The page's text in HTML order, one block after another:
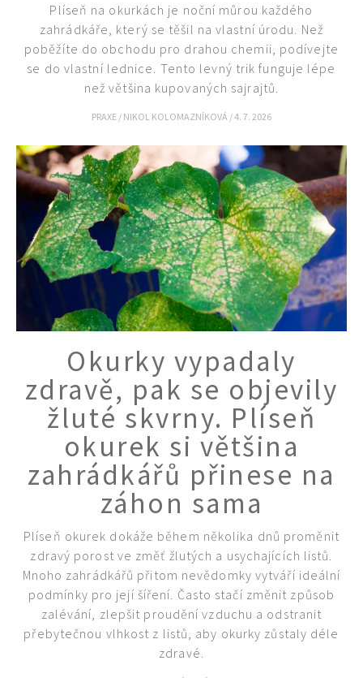
Plíseň na okurkách je noční můrou každého
zahrádkáře, který se těšil na vlastní úrodu. Než
poběžíte do obchodu pro drahou chemii, podívejte
se do vlastní lednice. Tento levný trik funguje lépe
než většina kupovaných sajrajtů.
PRAXE / NIKOL KOLOMAZNÍKOVÁ /4. 7. 2026
Okurky vypadaly
zdravě, pak se objevily
žluté skvrny. Plíseň
okurek si většina
zahrádkářů přinese na
záhon sama
Plíseň okurek dokáže během několika dnů proměnit
zdravý porost ve změť žlutých a usychajících listů.
Mnoho zahrádkářů přitom nevědomky vytváří ideální
podmínky pro její šíření. Často stačí změnit způsob
zalévání, zlepšit proudění vzduchu a odstranit
přebytečnou vlhkost z listů, aby okurky zůstaly déle
zdravé.